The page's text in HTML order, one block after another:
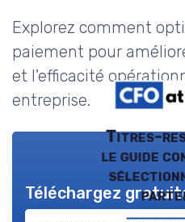
Explorez comment
paiement pour
et l'efficacité
entreprise.
Titres-
le guide
Téléchargez